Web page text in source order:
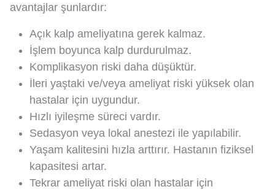
avantajlar şunlardır:
Açık kalp ameliyatına gerek kalmaz.
İşlem boyunca kalp durdurulmaz.
Komplikasyon riski daha düşüktür.
İleri yaştaki ve/veya ameliyat riski yüksek olan
hastalar için uygundur.
Hızlı iyileşme süreci vardır.
Sedasyon veya lokal anestezi ile yapılabilir.
Yaşam kalitesini hızla arttırır. Hastanın fiziksel
kapasitesi artar.
Tekrar ameliyat riski olan hastalar için